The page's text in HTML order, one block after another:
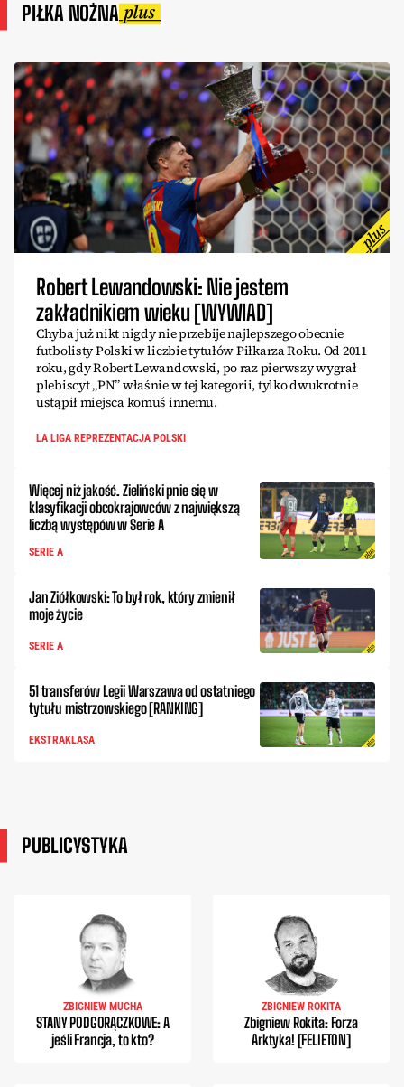
PIŁKA NOŻNA
Robert Lewandowski: Nie jestem
zakładnikiem wieku [WYWIAD]
Chyba już nikt nigdy nie przebije najlepszego obecnie
futbolisty Polski w liczbie tytułów Piłkarza Roku. Od 2011
roku, gdy Robert Lewandowski, po raz pierwszy wygrał
plebiscyt „PN” właśnie w tej kategorii, tylko dwukrotnie
ustąpił miejsca komuś innemu.
LA LIGA REPREZENTACJA POLSKI
Więcej niż jakość. Zieliński pnie się w
klasyfikacji obcokrajowców z największą
liczbą występów w Serie A
SERIE A
Jan Ziółkowski: To był rok, który zmienił
moje życie
SERIE A
51 transferów Legii Warszawa od ostatniego
tytułu mistrzowskiego [RANKING]
EKSTRAKLASA
PUBLICYSTYKA
ZBIGNIEW MUCHA
STANY PODGORĄCZKOWE: A
jeśli Francja, to kto?
ZBIGNIEW ROKITA
Zbigniew Rokita: Forza
Arktyka! [FELIETON]